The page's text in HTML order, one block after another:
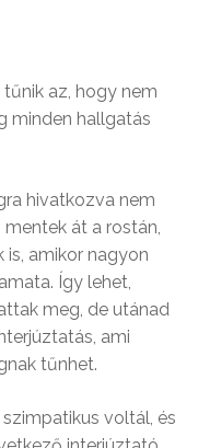
az, hogy nem
minden hallgatás
hivatkozva nem
mentek át a rostán,
amikor nagyon
Így lehet,
meg, de utánad
ami
tűnhet.
voltál, és